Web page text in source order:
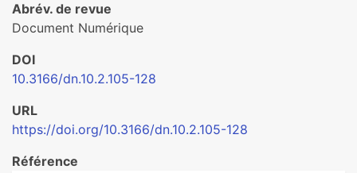
Abrév. de revue
Document Numérique
DOI
10.3166/dn.10.2.105-128
URL
https://doi.org/10.3166/dn.10.2.105-128
Référence